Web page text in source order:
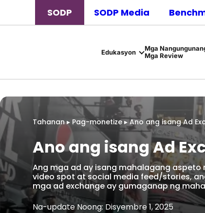
SODP SODP Media
Edukasyon
Mga
Mga Review
Tahanan▸ Pag-monetize▸Ano ang isang Ad
Ano ang isang Ad
Ang mga ad ay isang mahalagang aspeto
video spot at social media feed/stories,
mga ad exchange ay gumaganap ng
Na-update Noong: Disyembre 1, 2025